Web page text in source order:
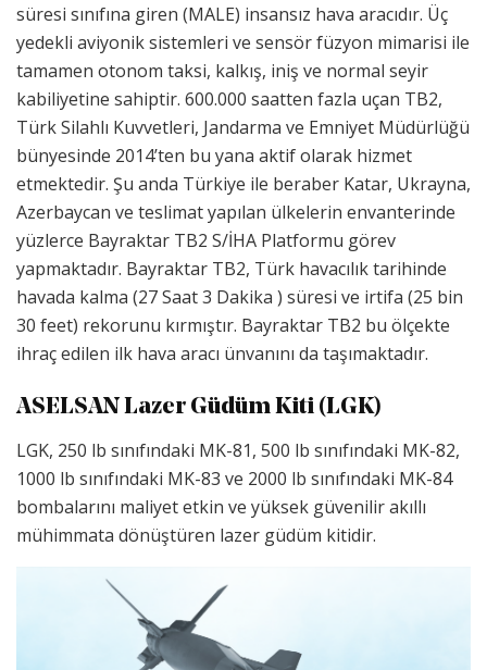
süresi sınıfına giren (MALE) insansız hava aracıdır. Üç
yedekli aviyonik sistemleri ve sensör füzyon mimarisi ile
tamamen otonom taksi, kalkış, iniş ve normal seyir
kabiliyetine sahiptir. 600.000 saatten fazla uçan TB2,
Türk Silahlı Kuvvetleri, Jandarma ve Emniyet Müdürlüğü
bünyesinde 2014’ten bu yana aktif olarak hizmet
etmektedir. Şu anda Türkiye ile beraber Katar, Ukrayna,
Azerbaycan ve teslimat yapılan ülkelerin envanterinde
yüzlerce Bayraktar TB2 S/İHA Platformu görev
yapmaktadır. Bayraktar TB2, Türk havacılık tarihinde
havada kalma (27 Saat 3 Dakika ) süresi ve irtifa (25 bin
30 feet) rekorunu kırmıştır. Bayraktar TB2 bu ölçekte
ihraç edilen ilk hava aracı ünvanını da taşımaktadır.
ASELSAN Lazer Güdüm Kiti (LGK)
LGK, 250 lb sınıfındaki MK-81, 500 lb sınıfındaki MK-82,
1000 lb sınıfındaki MK-83 ve 2000 lb sınıfındaki MK-84
bombalarını maliyet etkin ve yüksek güvenilir akıllı
mühimmata dönüştüren lazer güdüm kitidir.